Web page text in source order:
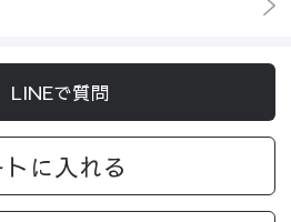
LINEで質問
に入れる